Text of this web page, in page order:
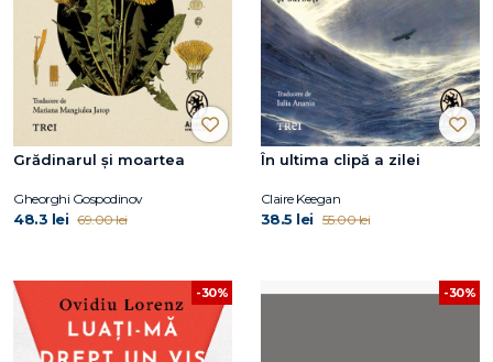
Grădinarul și moartea
Gheorghi Gospodinov
48.3 lei 69.00 lei
În ultima clipă a zilei
Claire Keegan
38.5 lei 55.00 lei
-30% -30%